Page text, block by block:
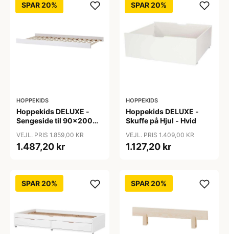
SPAR 20%
HOPPEKIDS
Hoppekids DELUXE -
Sengeside til 90x200
VEJL. PRIS 1.859,00 KR
1.487,20 kr
SPAR 20%
HOPPEKIDS
Hoppekids DELUXE -
Skuffe på Hjul - Hvid
VEJL. PRIS 1.409,00 KR
1.127,20 kr
SPAR 20% SPAR 20%